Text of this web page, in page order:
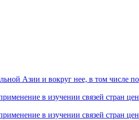
Азии и вокруг нее, в том числе
в изучении связей стран
в изучении связей стран